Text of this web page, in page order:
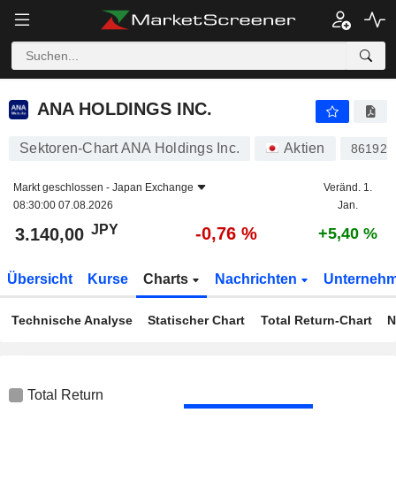
ANA HOLDINGS INC.
ANA HOLDINGS INC.
Sektoren-Chart ANA Holdings Inc. Aktien 861920
Markt geschlossen - Japan Exchange
08:30:00 07.08.2026
Veränd. 1.
Jan.
3.140,00 JPY -0,76 % +5,40 %
Übersicht Kurse Charts Nachrichten
Technische Analyse Statischer Chart Total Return-Chart
Total Return